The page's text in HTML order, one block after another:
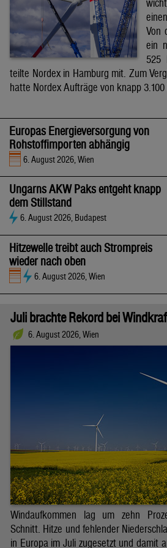
Von
ein
525
teilte Nordex in Hamburg mit. Zum
hatte Nordex Aufträge von knapp
Europas Energieversorgung von
Rohstoffimporten abhängig
6. August 2026, Wien
Ungarns AKW Paks entgeht knapp
dem Stillstand
6. August 2026, Budapest
Hitzewelle treibt auch Strompreis
wieder nach oben
6. August 2026, Wien
Juli brachte Rekord bei
6. August 2026, Wien
Windaufkommen lag um zehn
Schnitt. Hitze und fehlender
in Europa im Juli zugesetzt und damit